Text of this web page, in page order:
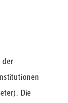
der
Die